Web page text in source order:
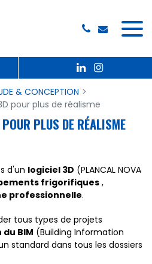
& CONCEPTION
pour plus de réalisme
PLUS DE RÉALISME
d'un logiciel 3D (PLANCAL NOVA
frigorifiques ,
professionnelle.
tous types de projets
BIM (Building Information
standard dans tous les dossiers